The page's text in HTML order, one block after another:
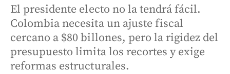
El presidente electo no la tendrá fácil.
Colombia necesita un ajuste fiscal
cercano a $80 billones, pero la rigidez del
presupuesto limita los recortes y exige
reformas estructurales.